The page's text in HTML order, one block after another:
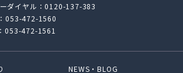
ダイヤル：0120-137-383
053-472-1560
053-472-1561
NEWS・BLOG